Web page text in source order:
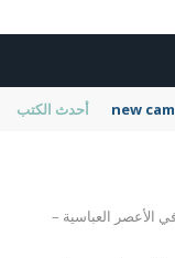
أحدث الكتب new
الأعصر العباسية –